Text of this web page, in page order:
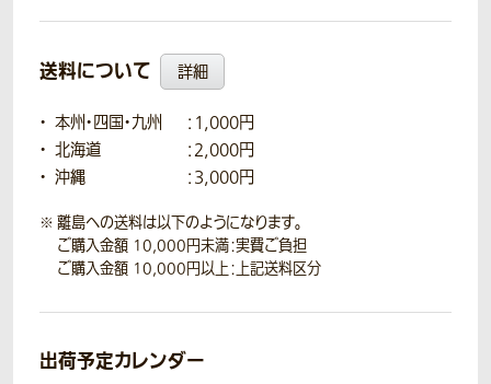
送料について 詳細
本州・四国・九州
：1,000円
北海道
：2,000円
沖縄
：3,000円
離島への送料は以下のようになります。
ご購入金額 10,000円未満：実費ご負担
ご購入金額 10,000円以上：上記送料区分
出荷予定カレンダー